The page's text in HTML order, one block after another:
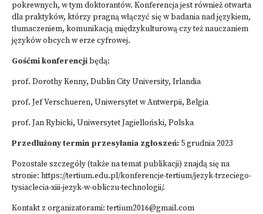
pokrewnych, w tym doktorantów. Konferencja jest również otwarta
dla praktyków, którzy pragną włączyć się w badania nad językiem,
tłumaczeniem, komunikacją międzykulturową czy też nauczaniem
języków obcych w erze cyfrowej.
Gośćmi konferencjibędą:
prof. Dorothy Kenny, Dublin City University, Irlandia
prof. Jef Verschueren, Uniwersytet w Antwerpii, Belgia
prof. Jan Rybicki, Uniwersytet Jagielloński, Polska
Przedlużony termin przesyłania zgłoszeń: 5 grudnia 2023
Pozostałe szczegóły (także na temat publikacji) znajdą się na
stronie: https://tertium.edu.pl/konferencje-tertium/jezyk-trzeciego-
tysiaclecia-xiii-jezyk-w-obliczu-technologii/.
Kontakt z organizatorami:tertium2016@gmail.com